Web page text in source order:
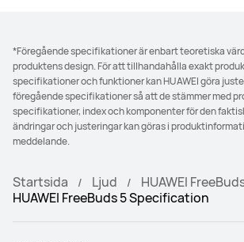
*Föregående specifikationer är enbart teoretiska
produktens design. För att tillhandahålla exakt
specifikationer och funktioner kan HUAWEI göra
föregående specifikationer så att de stämmer med
specifikationer, index och komponenter för den
ändringar och justeringar kan göras i
meddelande.
Startsida Ljud
HUAWEI
HUAWEI FreeBuds 5 Specification